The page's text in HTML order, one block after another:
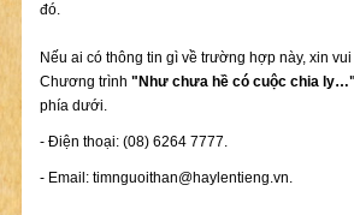
đó.
Nếu ai có thông tin gì về trường hợp này, xin
Chương trình "Như chưa hề có cuộc chia ly…"
phía dưới.
- Điện thoại: (08) 6264 7777.
- Email: timnguoithan@haylentieng.vn.